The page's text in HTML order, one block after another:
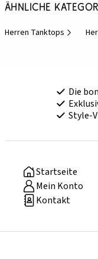
Ähnliche
Herren Tanktops
Die
Style-
Startseite
Mein Konto
Kontakt